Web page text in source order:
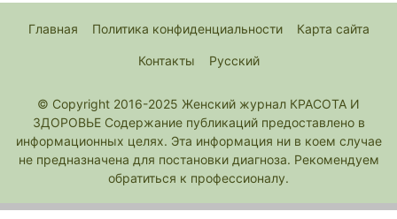
Главная Политика конфиденциальности Карта сайта
Контакты Русский
© Copyright 2016-2025 Женский журнал КРАСОТА И
ЗДОРОВЬЕ Содержание публикаций предоставлено в
информационных целях. Эта информация ни в коем случае
не предназначена для постановки диагноза. Рекомендуем
обратиться к профессионалу.